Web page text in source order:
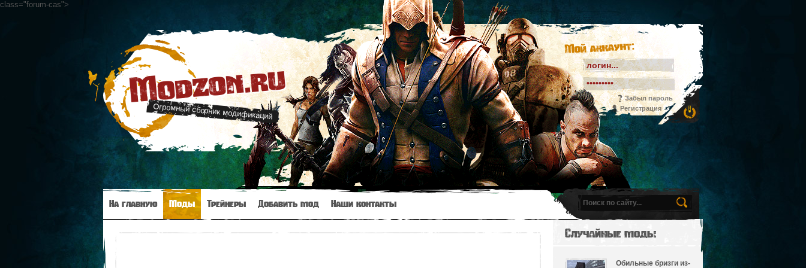
class="forum-cas">
Modzon.ru
Огромный сборник модификаций
Мой аккаунт:
Забыл пароль
Регистрация
На главную Моды Трейнеры Добавить мод Наши контакты
Случайные моды
Обильные бризги из-